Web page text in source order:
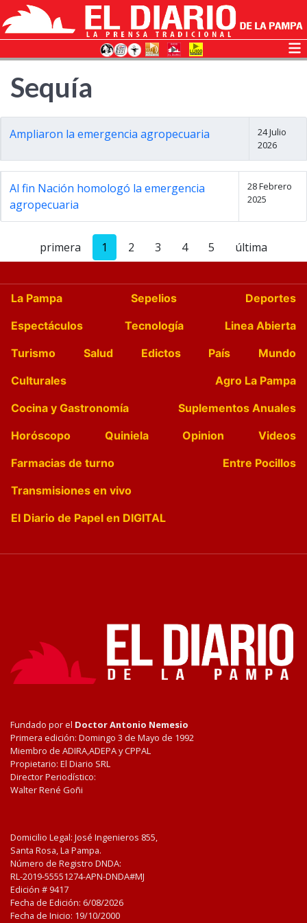
Sequía
Ampliaron la emergencia agropecuaria
24 Julio
2026
Al fin Nación homologó la emergencia
agropecuaria
28 Febrero
2025
primera 1 2 3 4 5 última
La Pampa Sepelios
Deportes
Espectáculos
Tecnología
Linea Abierta
Turismo
Salud Edictos País
Mundo
Culturales
Agro La Pampa
Cocina y Gastronomía
Suplementos Anuales
Horóscopo
Quiniela Opinion
Videos
Farmacias de turno
Entre Pocillos
Transmisiones en vivo
El Diario de Papel en DIGITAL
Fundado por el Doctor Antonio Nemesio
Primera edición: Domingo 3 de Mayo de 1992
Miembro de ADIRA,ADEPA y CPPAL
Propietario: El Diario SRL
Director Periodístico:
Walter René Goñi
Domicilio Legal: José Ingenieros 855,
Santa Rosa, La Pampa.
Número de Registro DNDA:
RL-2019-55551274-APN-DNDA#MJ
Edición # 9417
Fecha de Edición: 6/08/2026
Fecha de Inicio: 19/10/2000